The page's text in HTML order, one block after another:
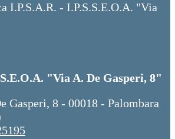
I.P.S.A.R. - I.P.S.S.E.O.A. "Via
"Via A. De Gasperi, 8"
Gasperi, 8 - 00018 - Palombara